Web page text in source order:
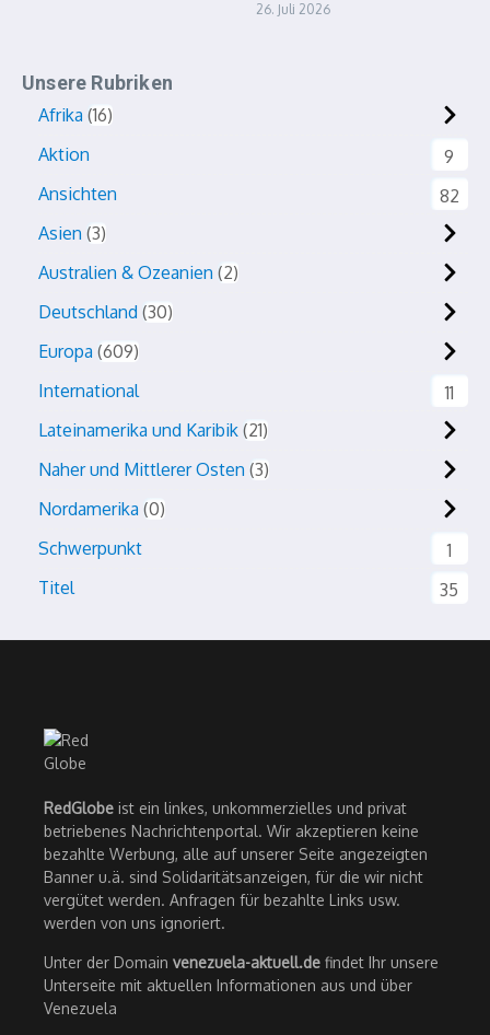
26. Juli 2026
Unsere Rubriken
Afrika 16
Aktion
9
Ansichten
82
Asien 3
Australien & Ozeanien 2
Deutschland 30
Europa 609
International
11
Lateinamerika und Karibik 21
Naher und Mittlerer Osten 3
Nordamerika 0
Schwerpunkt
1
Titel
35
RedGlobe ist ein linkes, unkommerzielles und privat
betriebenes Nachrichtenportal. Wir akzeptieren keine
bezahlte Werbung, alle auf unserer Seite angezeigten
Banner u.ä. sind Solidaritätsanzeigen, für die wir nicht
vergütet werden. Anfragen für bezahlte Links usw.
werden von uns ignoriert.
Unter der Domain venezuela-aktuell.de findet Ihr unsere
Unterseite mit aktuellen Informationen aus und über
Venezuela